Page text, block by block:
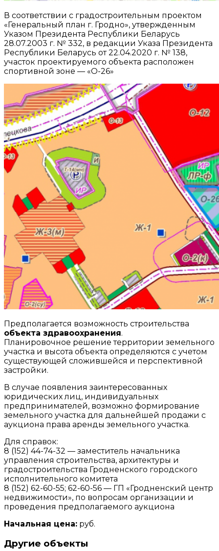
В соответствии с градостроительным проектом
«Генеральный план г. Гродно», утвержденным
Указом Президента Республики Беларусь
28.07.2003 г. № 332, в редакции Указа Президента
Республики Беларусь от 22.04.2020 г. № 138,
участок проектируемого объекта расположен
спортивной зоне — «О-26»
Предполагается возможность строительства
объекта здравоохранения.
Планировочное решение территории земельного
участка и высота объекта определяются с учетом
существующей сложившейся и перспективной
застройки.
В случае появления заинтересованных
юридических лиц, индивидуальных
предпринимателей, возможно формирование
земельного участка для дальнейшей продажи с
аукциона права аренды земельного участка.
Для справок:
8 (152) 44-74-32 — заместитель начальника
управления строительства, архитектуры и
градостроительства Гродненского городского
исполнительного комитета
8 (152) 62-60-55; 62-60-56 — ГП «Гродненский центр
недвижимости», по вопросам организации и
проведения предполагаемого аукциона
Начальная цена: руб.
Другие объекты